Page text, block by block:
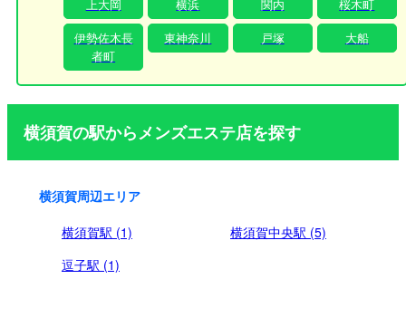
上大岡 横浜 関内
桜木町
伊勢佐木長
者町
東神奈川 戸塚 大船
横須賀の駅からメンズエステ店を探す
横須賀周辺エリア
横須賀駅 (1)
横須賀中央駅 (5)
逗子駅 (1)